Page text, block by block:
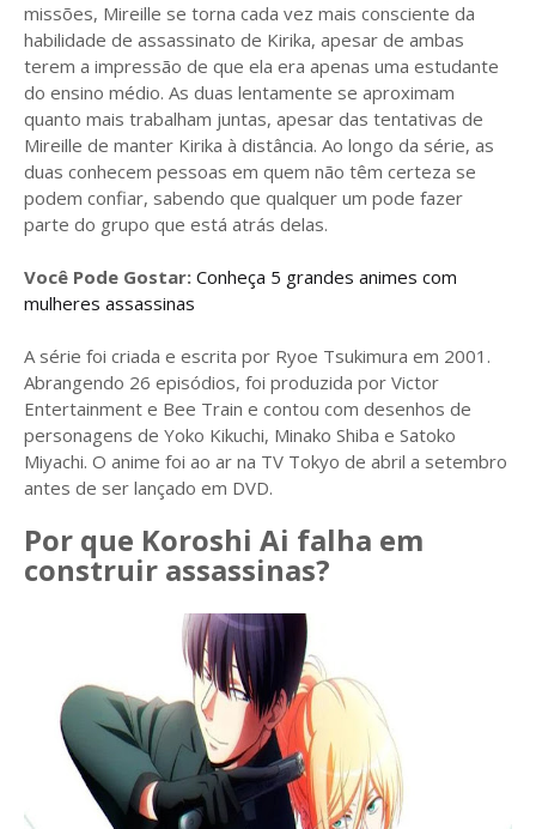
missões, Mireille se torna cada vez mais consciente da
habilidade de assassinato de Kirika, apesar de ambas
terem a impressão de que ela era apenas uma estudante
do ensino médio. As duas lentamente se aproximam
quanto mais trabalham juntas, apesar das tentativas de
Mireille de manter Kirika à distância. Ao longo da série, as
duas conhecem pessoas em quem não têm certeza se
podem confiar, sabendo que qualquer um pode fazer
parte do grupo que está atrás delas.
Você Pode Gostar: Conheça 5 grandes animes com
mulheres assassinas
A série foi criada e escrita por Ryoe Tsukimura em 2001.
Abrangendo 26 episódios, foi produzida por Victor
Entertainment e Bee Train e contou com desenhos de
personagens de Yoko Kikuchi, Minako Shiba e Satoko
Miyachi. O anime foi ao ar na TV Tokyo de abril a setembro
antes de ser lançado em DVD.
Por que Koroshi Ai falha em
construir assassinas?